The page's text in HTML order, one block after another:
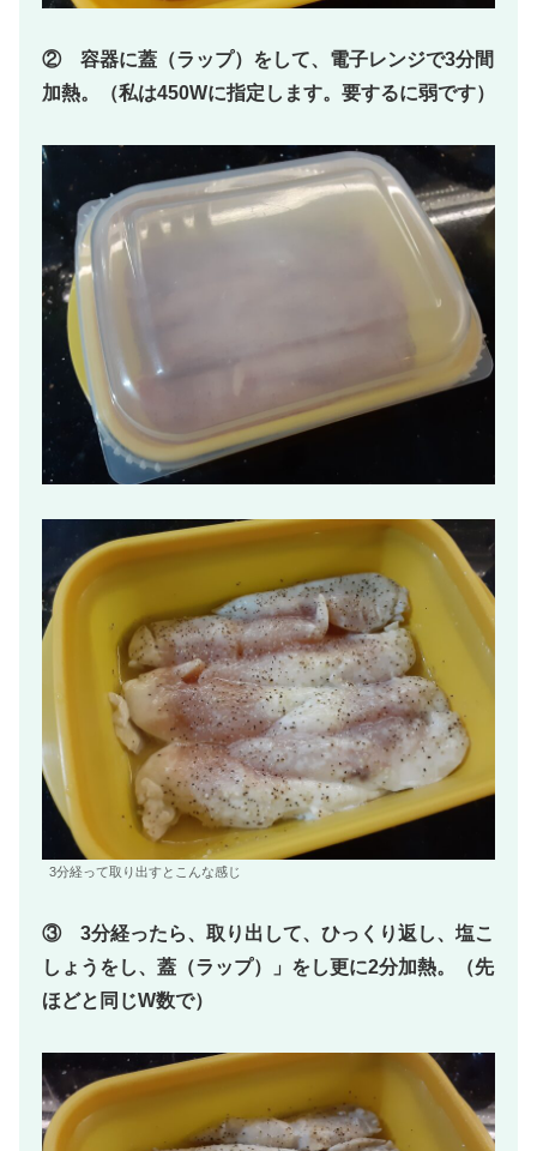
② 容器に蓋（ラップ）をして、電子レンジで3分間
加熱。（私は450Wに指定します。要するに弱です）
3分経って取り出すとこんな感じ
③ 3分経ったら、取り出して、ひっくり返し、塩こ
しょうをし、蓋（ラップ）」をし更に2分加熱。（先
ほどと同じW数で）